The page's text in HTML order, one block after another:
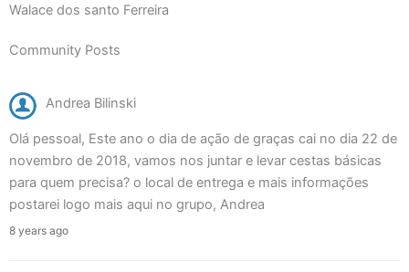
Walace dos santo Ferreira
Community Posts
Andrea Bilinski
Olá pessoal, Este ano o dia de ação de graças cai no dia 22 de
novembro de 2018, vamos nos juntar e levar cestas básicas
para quem precisa? o local de entrega e mais informações
postarei logo mais aqui no grupo, Andrea
8 years ago